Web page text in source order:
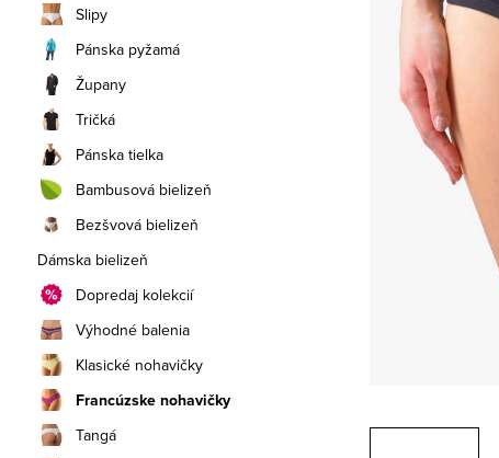
a
n
e
l
Slipy
Pánska pyžamá
Župany
Tričká
Pánska tielka
Bambusová bielizeň
Bezšvová bielizeň
Dámska bielizeň
Dopredaj kolekcií
Výhodné balenia
Klasické nohavičky
Francúzske nohavičky
Tangá